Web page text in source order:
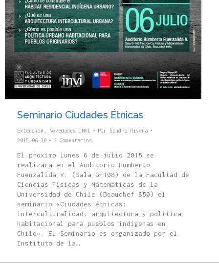
Seminario Ciudades Étnicas
Extensión Novedades INVI Por Sandra Rivera
2015-06-30
3 Comentarios
El proximo lunes 6 de julio 2015 se
realizara en el Auditorio Humberto
Fuenzalida V. (Sala G-108) de la Facultad de
Ciencias Físicas y Matemáticas de la
Universidad de Chile (Beauchef 850) el
seminario «Ciudades étnicas:
interculturalidad, arquitectura y política
habitacional para pueblos indígenas en
Chile». El Seminario es organizado por el
Instituto de la…